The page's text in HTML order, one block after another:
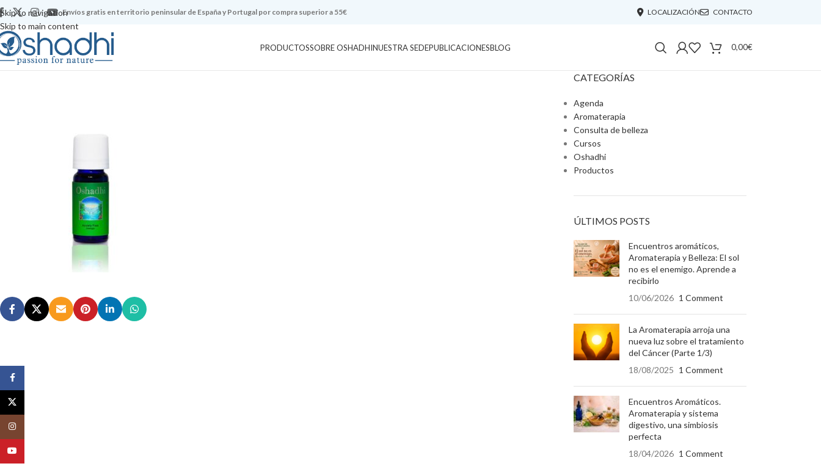
Skip to navigation
Skip to main content
Envíos gratis en territorio peninsular de España y Portugal por compra superior a 55€ LOCALIZACIÓN CONTACTO
PRODUCTOSSOBRE OSHADHINUESTRA SEDEPUBLICACIONESBLOG 0,00€
CATEGORÍAS
Agenda
Aromaterapia
Consulta de belleza
Cursos
Oshadhi
Productos
ÚLTIMOS POSTS
Encuentros aromáticos,
Aromaterapia y Belleza: El sol
no es el enemigo. Aprende a
recibirlo
10/06/2026 1 Comment
La Aromaterapia arroja una
nueva luz sobre el tratamiento
del Cáncer (Parte 1/3)
18/08/2025 1 Comment
Encuentros Aromáticos.
Aromaterapia y sistema
digestivo, una simbiosis
perfecta
18/04/2026 1 Comment